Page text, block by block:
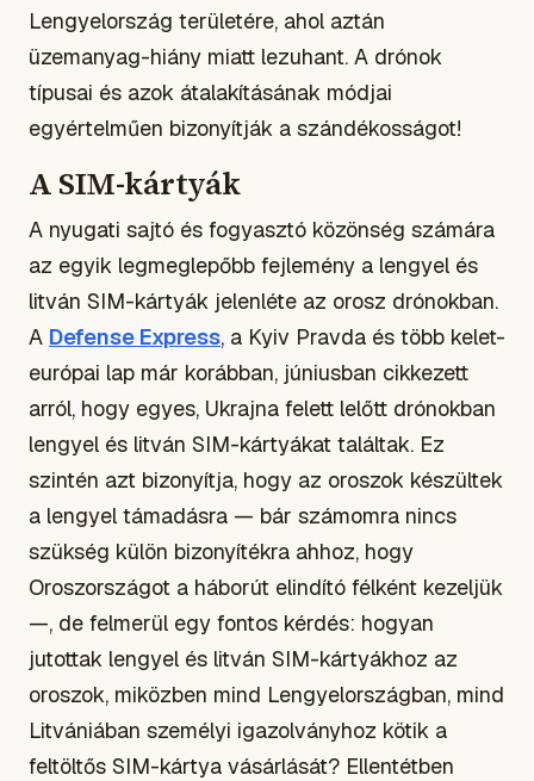
Lengyelország területére, ahol aztán
üzemanyag-hiány miatt lezuhant. A drónok
típusai és azok átalakításának módjai
egyértelműen bizonyítják a szándékosságot!
A SIM-kártyák
A nyugati sajtó és fogyasztó közönség számára
az egyik legmeglepőbb fejlemény a lengyel és
litván SIM-kártyák jelenléte az orosz drónokban.
A Defense Express, a Kyiv Pravda és több kelet-
európai lap már korábban, júniusban cikkezett
arról, hogy egyes, Ukrajna felett lelőtt drónokban
lengyel és litván SIM-kártyákat találtak. Ez
szintén azt bizonyítja, hogy az oroszok készültek
a lengyel támadásra — bár számomra nincs
szükség külön bizonyítékra ahhoz, hogy
Oroszországot a háborút elindító félként kezeljük
—, de felmerül egy fontos kérdés: hogyan
jutottak lengyel és litván SIM-kártyákhoz az
oroszok, miközben mind Lengyelországban, mind
Litvániában személyi igazolványhoz kötik a
feltöltős SIM-kártya vásárlását? Ellentétben